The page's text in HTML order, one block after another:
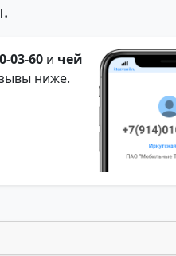
03-60 и чей
ниже.